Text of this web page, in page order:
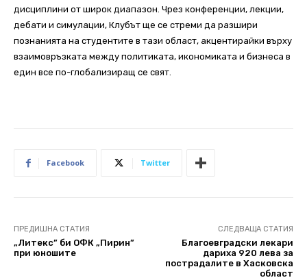
дисциплини от широк диапазон. Чрез конференции, лекции,
дебати и симулации, Клубът ще се стреми да разшири
познанията на студентите в тази област, акцентирайки върху
взаимовръзката между политиката, икономиката и бизнеса в
един все по-глобализиращ се свят.
Facebook Twitter
ПРЕДИШНА СТАТИЯ
„Литекс” би ОФК „Пирин”
при юношите
СЛЕДВАЩА СТАТИЯ
Благоевградски лекари
дариха 920 лева за
пострадалите в Хасковска
област